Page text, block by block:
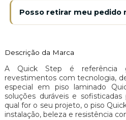
Posso retirar meu pedido
Descrição da Marca
A Quick Step é referência
revestimentos com tecnologia,
especial em piso laminado
soluções duráveis e
qual for o seu projeto, o piso
instalação, beleza e resistência